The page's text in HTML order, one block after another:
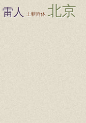
雷人 王菲附体 北京